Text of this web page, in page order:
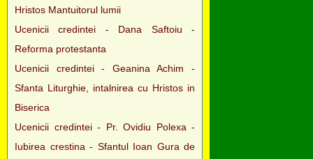
Hristos Mantuitorul lumii
Ucenicii credintei - Dana Saftoiu -
Reforma protestanta
Ucenicii credintei - Geanina Achim -
Sfanta Liturghie, intalnirea cu Hristos in
Biserica
Ucenicii credintei - Pr. Ovidiu Polexa -
Iubirea crestina - Sfantul Ioan Gura de